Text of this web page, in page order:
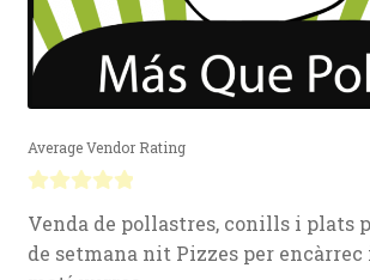
Average Vendor Rating
Venda de pollastres, conills i plats
de setmana nit Pizzes per